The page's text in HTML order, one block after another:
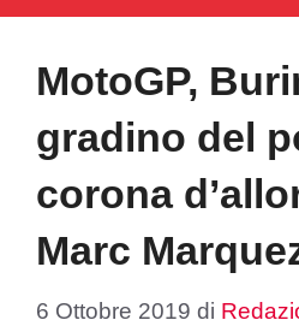
MotoGP,
gradino del
corona
Marc
6 Ottobre 2019 di